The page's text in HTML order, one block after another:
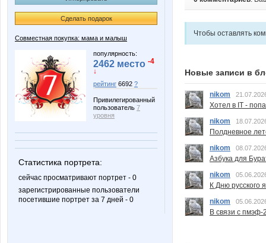
Сделать подарок
Совместная покупка: мама и малыш
популярность:
2462 место -4
↓
рейтинг 6692 ?
Привилегированный
пользователь 7
уровня
Статистика портрета:
сейчас просматривают портрет - 0
зарегистрированные пользователи
посетившие портрет за 7 дней - 0
Чтобы оставлять
Новые записи в
nikom
Хотел в IT -
nikom
Полдневное
nikom
Азбука для
nikom
К Дню русского
nikom
В связи с пмэф-